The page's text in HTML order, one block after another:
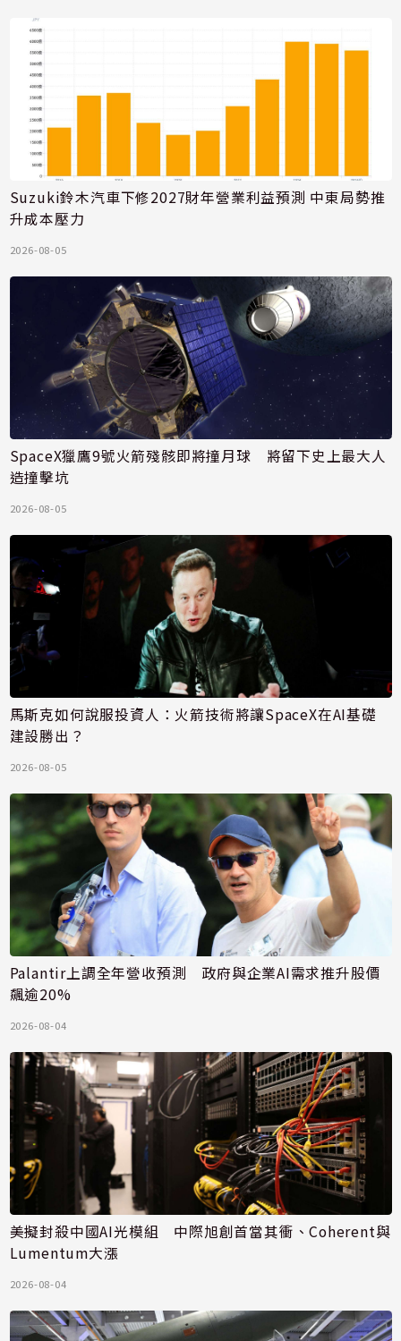
Suzuki鈴木汽車下修2027財年營業利益預測 中東局勢推
升成本壓力
2026-08-05
SpaceX獵鷹9號火箭殘骸即將撞月球 將留下史上最大人
造撞擊坑
2026-08-05
馬斯克如何說服投資人：火箭技術將讓SpaceX在AI基礎
建設勝出？
2026-08-05
Palantir上調全年營收預測 政府與企業AI需求推升股價
飆逾20%
2026-08-04
美擬封殺中國AI光模組 中際旭創首當其衝、Coherent與
Lumentum大漲
2026-08-04